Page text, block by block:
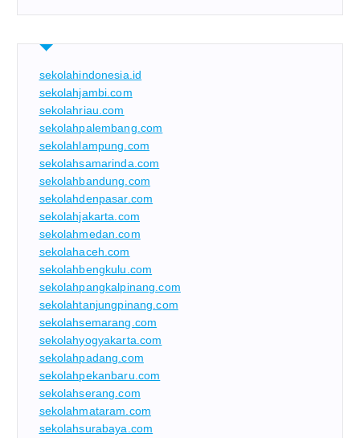
sekolahindonesia.id
sekolahjambi.com
sekolahriau.com
sekolahpalembang.com
sekolahlampung.com
sekolahsamarinda.com
sekolahbandung.com
sekolahdenpasar.com
sekolahjakarta.com
sekolahmedan.com
sekolahaceh.com
sekolahbengkulu.com
sekolahpangkalpinang.com
sekolahtanjungpinang.com
sekolahsemarang.com
sekolahyogyakarta.com
sekolahpadang.com
sekolahpekanbaru.com
sekolahserang.com
sekolahmataram.com
sekolahsurabaya.com